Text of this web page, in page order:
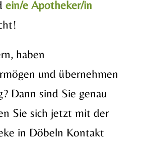
ein/e Apotheker/in
haben
und übernehmen
Dann sind Sie genau
Sie sich jetzt mit der
in Döbeln Kontakt